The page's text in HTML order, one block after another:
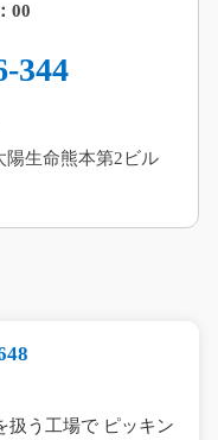
00
344
生命熊本第2ビル
扱う工場で ピッキン